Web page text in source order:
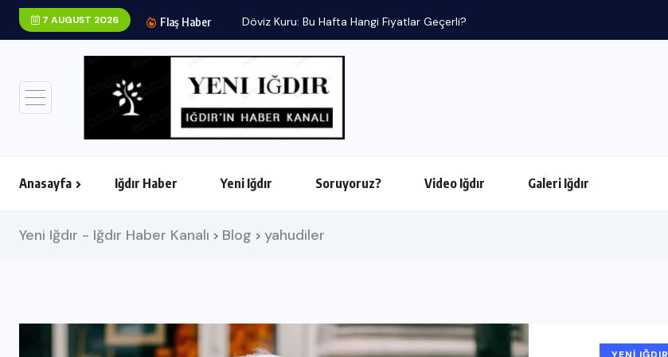
7 AUGUST 2026 Flaş Haber
Anasayfa Iğdır Haber Yeni Iğdır Soruyoruz? Video Iğdır Galeri Iğdır
Yeni Iğdır - Iğdır Haber Kanalı > Blog > yahudiler